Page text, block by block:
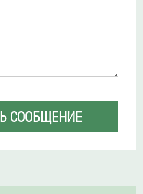
СООБЩЕНИЕ